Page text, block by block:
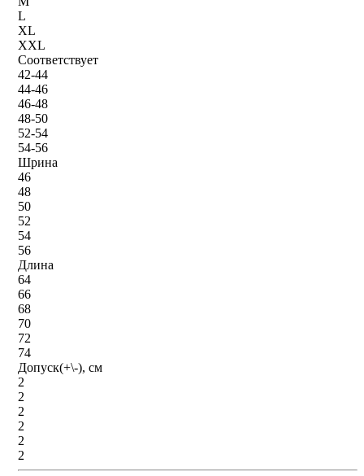
L
XL
XXL
Соответствует
42-44
44-46
46-48
48-50
52-54
54-56
Шрина
46
48
50
52
54
56
Длина
64
66
68
70
72
74
Допуск(+\-), см
2
2
2
2
2
2